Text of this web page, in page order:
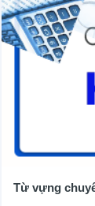
Từ vựng